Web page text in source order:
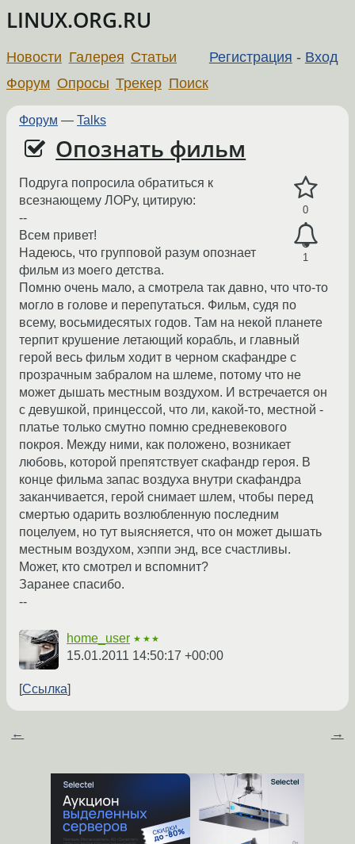
LINUX.ORG.RU
Регистрация - Вход
Новости Галерея Статьи
Форум Опросы Трекер Поиск
Форум — Talks
Опознать фильм
0
1
Подруга попросила обратиться к
всезнающему ЛОРу, цитирую:
--
Всем привет!
Надеюсь, что групповой разум опознает
фильм из моего детства.
Помню очень мало, а смотрела так давно, что что-то
могло в голове и перепутаться. Фильм, судя по
всему, восьмидесятых годов. Там на некой планете
терпит крушение летающий корабль, и главный
герой весь фильм ходит в черном скафандре с
прозрачным забралом на шлеме, потому что не
может дышать местным воздухом. И встречается он
с девушкой, принцессой, что ли, какой-то, местной -
платье только смутно помню средневекового
покроя. Между ними, как положено, возникает
любовь, которой препятствует скафандр героя. В
конце фильма запас воздуха внутри скафандра
заканчивается, герой снимает шлем, чтобы перед
смертью одарить возлюбленную последним
поцелуем, но тут выясняется, что он может дышать
местным воздухом, хэппи энд, все счастливы.
Может, кто смотрел и вспомнит?
Заранее спасибо.
--
home_user ★★★
15.01.2011 14:50:17 +00:00
Ссылка
← →